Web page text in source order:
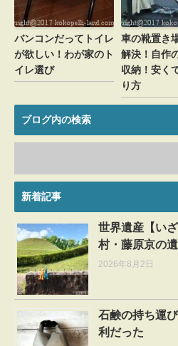
バンコンだってトイレ
が欲しい！わが家のト
イレ選び
車の靴置き
解決！自作
収納！安く
り方
ブログ内の検索
新着記事
世界遺産【い
村・藤原京の
2026年8月2日
石鹸の持ち運
利だった